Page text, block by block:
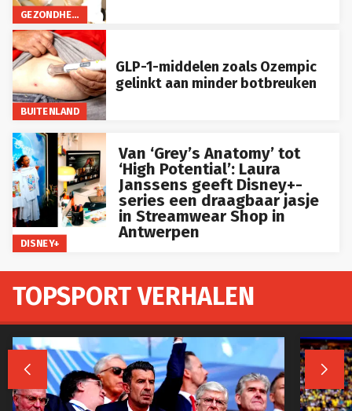
GEZONDHEID
BUITENLAND
GLP-1-middelen zoals Ozempic
gelinkt aan minder botbreuken
DISNEY+
Van ‘Grey’s Anatomy’ tot
‘High Potential’: Laura
Janssens geeft Disney+-
series een draagbaar jasje
in Streamwear Shop in
Antwerpen
TOPSPORT VERHALEN
 